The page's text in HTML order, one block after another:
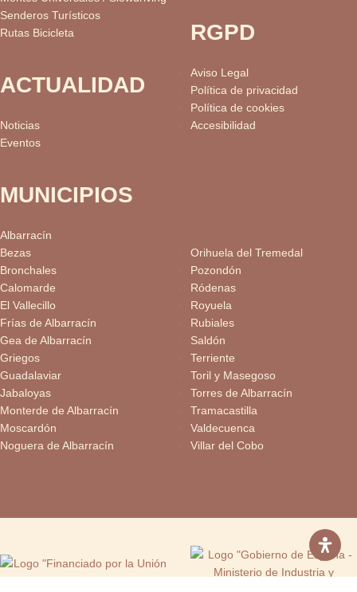
Senderos Turísticos
Rutas Bicicleta
ACTUALIDAD
Noticias
Eventos
RGPD
Aviso Legal
Política de privacidad
Política de cookies
Accesibilidad
MUNICIPIOS
Albarracín
Bezas
Bronchales
Calomarde
El Vallecillo
Frías de Albarracín
Gea de Albarracín
Griegos
Guadalaviar
Jabaloyas
Monterde de Albarracín
Moscardón
Noguera de Albarracín
Orihuela del Tremedal
Pozondón
Ródenas
Royuela
Rubiales
Saldón
Terriente
Toril y Masegoso
Torres de Albarracín
Tramacastilla
Valdecuenca
Villar del Cobo